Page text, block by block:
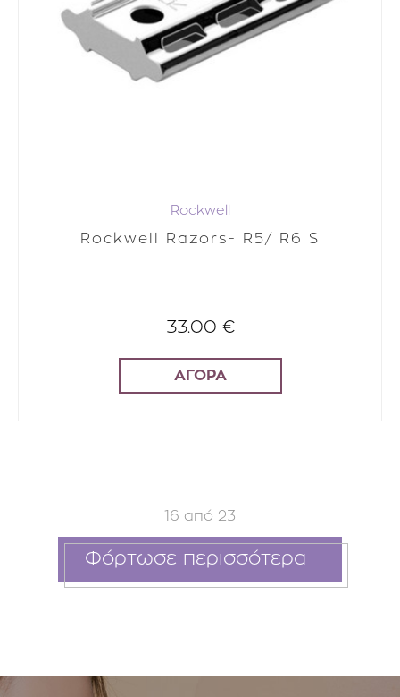
Rockwell
Rockwell Razors- R5/ R6 S
33.00 €
ΑΓΟΡΑ
16 από 23
Φόρτωσε περισσότερα